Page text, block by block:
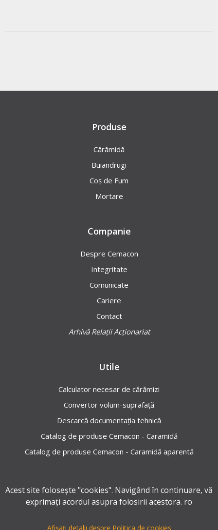
Produse
Cărămidă
Buiandrugi
Coș de Fum
Mortare
Companie
Despre Cemacon
Integritate
Comunicate
Cariere
Contact
Arhivă Relații Acționariat
Utile
Calculator necesar de cărămizi
Convertor volum-suprafață
Descarcă documentația tehnică
Catalog de produse Cemacon - Caramidă
Catalog de produse Cemacon - Caramidă aparentă
Acest site folosește "cookies". Navigând în continuare, vă
exprimați acordul asupra folosirii acestora. ro
Afișați detalii despre Politica de cookies